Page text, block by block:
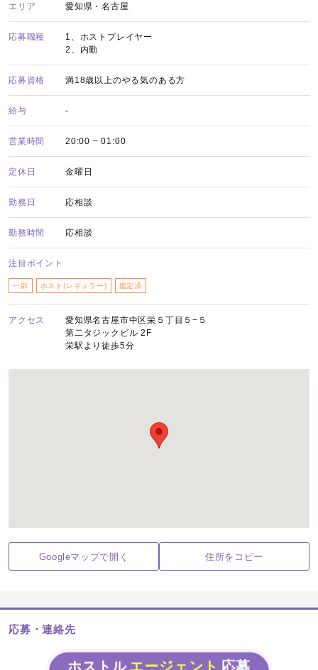
エリア 愛知県・名古屋
応募職種
1、ホストプレイヤー
2、内勤
応募資格 満18歳以上のやる気のある方
給与 -
営業時間 20:00 ~ 01:00
定休日 金曜日
勤務日 応相談
勤務時間 応相談
注目ポイント
一部 ホスト(レギュラー) 鑑定済
アクセス
愛知県名古屋市中区栄５丁目５−５
第二タジックビル 2F
栄駅より徒歩5分
Googleマップで開く 住所をコピー
応募・連絡先
ホストル エージェント 応募